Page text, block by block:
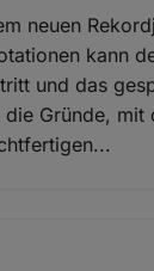
neuen
kann
und das
Gründe,